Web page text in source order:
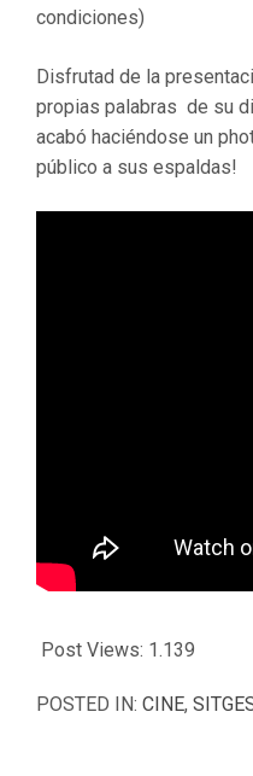
condiciones)
Disfrutad de la
propias palabras de su
acabó haciéndose un
público a sus espaldas!
Post Views: 1.139
POSTED IN: CINE,